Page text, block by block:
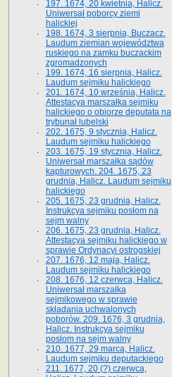
197. 1674, 20 kwietnia, Halicz.
Uniwersał poborcy ziemi
halickiej
198. 1674, 3 sierpnia, Buczacz.
Laudum ziemian województwa
ruskiego na zamku buczackim
zgromadzonych
199. 1674, 16 sierpnia, Halicz.
Laudum sejmiku halickiego
201. 1674, 10 września, Halicz.
Attestacya marszałka sejmiku
halickiego o obiorze deputata na
trybunał lubelski
202. 1675, 9 stycznia, Halicz.
Laudum sejmiku halickiego
203. 1675, 19 stycznia, Halicz.
Uniwersał marszałka sądów
kapturowych. 204. 1675, 23
grudnia, Halicz. Laudum sejmiku
halickiego
205. 1675, 23 grudnia, Halicz.
Instrukcya sejmiku posłom na
sejm walny
206. 1675, 23 grudnia, Halicz.
Attestacya sejmiku halickiego w
sprawie Ordynacyi ostrogskiej
207. 1676, 12 maja, Halicz.
Laudum sejmiku halickiego
208. 1676, 12 czerwca, Halicz.
Uniwersał marszałka
sejmikowego w sprawie
składania uchwalonych
poborów. 209. 1676, 3 grudnia,
Halicz. Instrukcya sejmiku
posłom na sejm walny
210. 1677, 29 marca, Halicz.
Laudum sejmiku deputackiego
211. 1677, 20 (?) czerwca,